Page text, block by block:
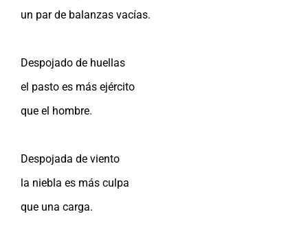
un par de balanzas vacías.
Despojado de huellas
el pasto es más ejército
que el hombre.
Despojada de viento
la niebla es más culpa
que una carga.